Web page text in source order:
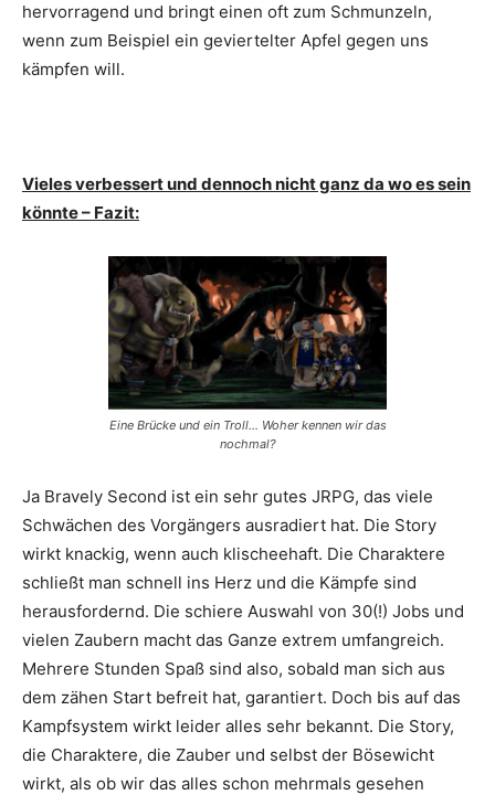
hervorragend und bringt einen oft zum Schmunzeln,
wenn zum Beispiel ein geviertelter Apfel gegen uns
kämpfen will.
Vieles verbessert und dennoch nicht ganz da wo es sein
könnte – Fazit:
Eine Brücke und ein Troll… Woher kennen wir das
nochmal?
Ja Bravely Second ist ein sehr gutes JRPG, das viele
Schwächen des Vorgängers ausradiert hat. Die Story
wirkt knackig, wenn auch klischeehaft. Die Charaktere
schließt man schnell ins Herz und die Kämpfe sind
herausfordernd. Die schiere Auswahl von 30(!) Jobs und
vielen Zaubern macht das Ganze extrem umfangreich.
Mehrere Stunden Spaß sind also, sobald man sich aus
dem zähen Start befreit hat, garantiert. Doch bis auf das
Kampfsystem wirkt leider alles sehr bekannt. Die Story,
die Charaktere, die Zauber und selbst der Bösewicht
wirkt, als ob wir das alles schon mehrmals gesehen